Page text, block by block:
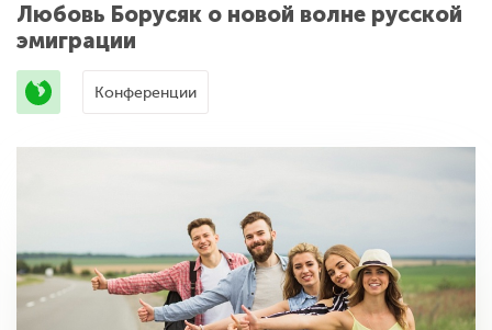
Любовь Борусяк о новой волне русской
эмиграции
Конференции